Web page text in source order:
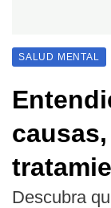
SALUD MENTAL
Descubra